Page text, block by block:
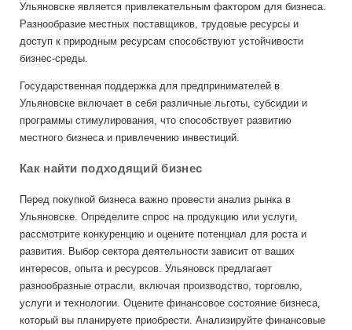
Ульяновске является привлекательным фактором для бизнеса.
Разнообразие местных поставщиков, трудовые ресурсы и
доступ к природным ресурсам способствуют устойчивости
бизнес-среды.
Государственная поддержка для предпринимателей в
Ульяновске включает в себя различные льготы, субсидии и
программы стимулирования, что способствует развитию
местного бизнеса и привлечению инвестиций.
Как найти подходящий бизнес
Перед покупкой бизнеса важно провести анализ рынка в
Ульяновске. Определите спрос на продукцию или услуги,
рассмотрите конкуренцию и оцените потенциал для роста и
развития. Выбор сектора деятельности зависит от ваших
интересов, опыта и ресурсов. Ульяновск предлагает
разнообразные отрасли, включая производство, торговлю,
услуги и технологии. Оцените финансовое состояние бизнеса,
который вы планируете приобрести. Анализируйте финансовые